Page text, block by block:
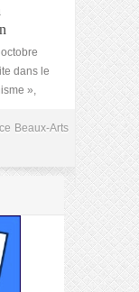
dans le
»,
Beaux-Arts